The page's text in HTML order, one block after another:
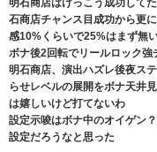
明石商店はけっこう成功して
石商店チャンス目成功から更
感10%くらいで25%はまず無
ボナ後2回転でリールロック
明石商店、演出ハズレ後夜ス
らせレベルの展開をボナ天井
は嬉しいけど打てないわ
設定示唆はボナ中のオイゲン
設定だろうなと思った